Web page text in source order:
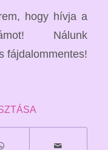
hogy hívja a
Nálunk
fájdalommentes!